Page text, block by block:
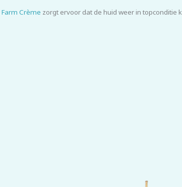
Farm Crème zorgt ervoor dat de huid weer in topconditie